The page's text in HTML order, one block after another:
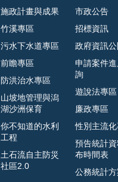
施政計畫與成果
竹溪專區
污水下水道專區
前瞻專區
防洪治水專區
山坡地管理與潟
湖沙洲保育
你不知道的水利
工程
土石流自主防災
社區2.0
市政公告
招標資訊
政府資訊公
申請案件
詢
遊說法專區
廉政專區
性別主流
預告統計
布時間表
公務統計方